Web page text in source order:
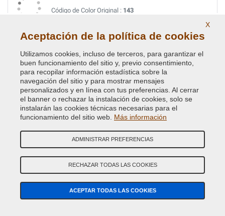
Código de Color Original : 143
Código de Color Original :182
Código de Producto:BVCD-FI-182
TURCHESE MET.
Código de Color Original :391B
Código de Producto:BVCD-FI-391B
VERDE CRYSTAL MET.
Código de Color Original : 352
Código de Producto:BVCD-FI-352
VERDE DERBY METALLESCEN.
X
Aceptación de la política de cookies
Utilizamos cookies, incluso de terceros, para garantizar el
buen funcionamiento del sitio y, previo consentimiento,
para recopilar información estadística sobre la
navegación del sitio y para mostrar mensajes
personalizados y en línea con tus preferencias. Al cerrar
el banner o rechazar la instalación de cookies, solo se
instalarán las cookies técnicas necesarias para el
funcionamiento del sitio web. Más información
ADMINISTRAR PREFERENCIAS
RECHAZAR TODAS LAS COOKIES
ACEPTAR TODAS LAS COOKIES